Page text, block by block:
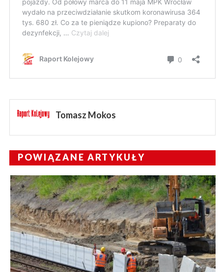
Tomasz Mokos
POWIĄZANE ARTYKUŁY